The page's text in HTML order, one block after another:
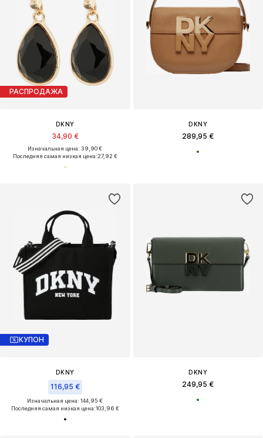
РАСПРОДАЖА
DKNY
34,90 €
Изначальная цена: 39,90 €
Последняя самая низкая цена:27,92 €
DKNY
289,95 €
КУПОН
DKNY
116,95 €
Изначальная цена: 144,95 €
Последняя самая низкая цена:103,96 €
DKNY
249,95 €